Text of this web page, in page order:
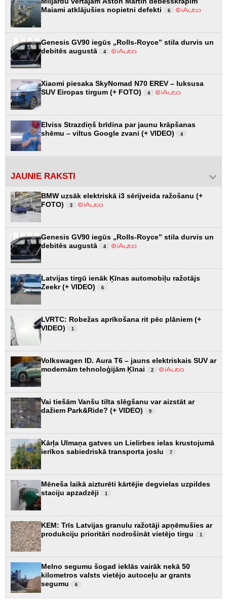
Maiami atklājušies nopietni defekti
6
Genesis GV90 iegūs „Rolls-Royce” stila durvis un
debitēs augustā
4
Xiaomi piesaka SkyNomad N70 EREV – luksusa
SUV Eiropas tirgum (+ FOTO)
4
Elviss Strazdiņš brīdina par jaunu krāpšanas
shēmu – viltus Google zvani (+ VIDEO)
4
JAUNIE RAKSTI
BMW uzsāk elektriskā i3 sērijveida ražošanu (+
FOTO)
3
Genesis GV90 iegūs „Rolls-Royce” stila durvis un
debitēs augustā
4
Latvijas tirgū ienāk Ķīnas automobiļu ražotājs
Zeekr (+ VIDEO)
6
LVRTC: Robežas aprīkošana rit pēc plāniem (+
VIDEO)
1
Volkswagen ID. Aura T6 – jauns elektriskais SUV ar
modernām tehnoloģijām Ķīnai
2
Vai tiešām Vanšu tilta slēgšanu var aizstāt ar
dažiem Park&Ride? (+ VIDEO)
9
Kārļa Ulmaņa gatves un Lielirbes ielas krustojumā
ierīkos sabiedriskā transporta joslu
7
Mēneša laikā aizturēti kārtējie degvielas uzpildes
staciju apzadzēji
1
KEM: Trīs Latvijas granulu ražotāji apņēmušies ar
produkciju prioritāri nodrošināt vietējo tirgu
1
Melno segumu šogad ieklās vairāk nekā 50
kilometros valsts vietējo autoceļu ar grants
segumu
6